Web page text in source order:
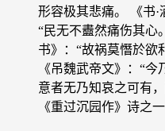
形容极其悲痛。 《书·
“民无不衋然痛伤其心
书》：“故祸莫憯於欲
《吊魏武帝文》：“今
意者无乃知哀之可有
《重过沉园作》诗之